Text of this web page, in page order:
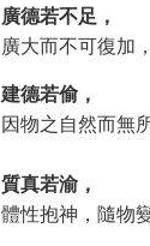
廣德若不足，
廣大而不可復加
建德若偷，
因物之自然而無
質真若渝，
體性抱神，隨物